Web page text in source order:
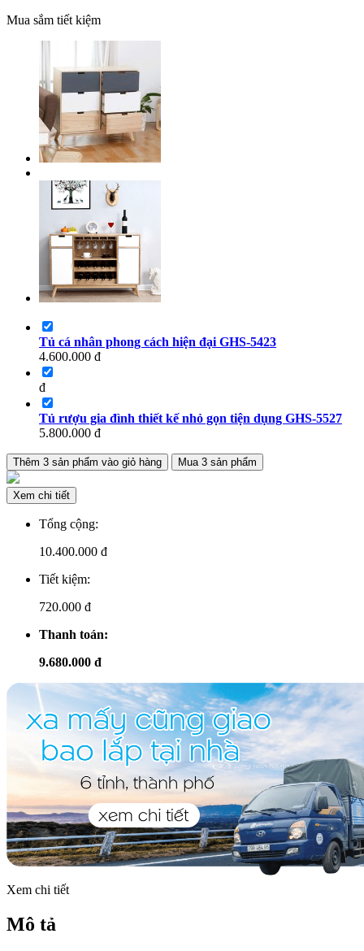
Mua sắm tiết kiệm
Tủ cá nhân phong cách hiện đại GHS-5423
4.600.000 đ
đ
Tủ rượu gia đình thiết kế nhỏ gọn tiện dụng GHS-5527
5.800.000 đ
Thêm 3 sản phẩm vào giỏ hàng Mua 3 sản phẩm
Xem chi tiết
Tổng cộng:
10.400.000 đ
Tiết kiệm:
720.000 đ
Thanh toán:
9.680.000 đ
Xem chi tiết
Mô tả